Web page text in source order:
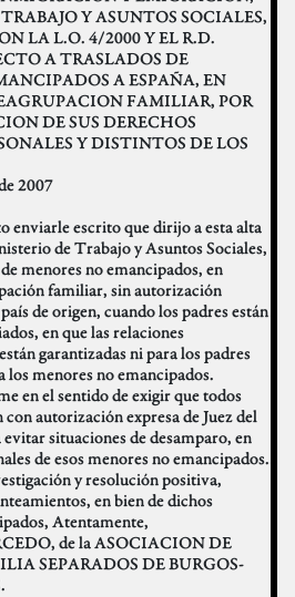
Y ASUNTOS SOCIALES,
LA L.O. 4/2000 Y EL R.D.
A TRASLADOS DE
A ESPAÑA, EN
FAMILIAR, POR
DE SUS DERECHOS
Y DISTINTOS DE LOS
2007
enviarle escrito que dirijo a esta alta
de Trabajo y Asuntos Sociales,
menores no emancipados, en
familiar, sin autorización
de origen, cuando los padres están
en que las relaciones
garantizadas ni para los padres
los menores no emancipados.
en el sentido de exigir que todos
con autorización expresa de Juez del
situaciones de desamparo, en
de esos menores no emancipados.
y resolución positiva,
en bien de dichos
Atentamente,
de la ASOCIACION DE
SEPARADOS DE BURGOS-